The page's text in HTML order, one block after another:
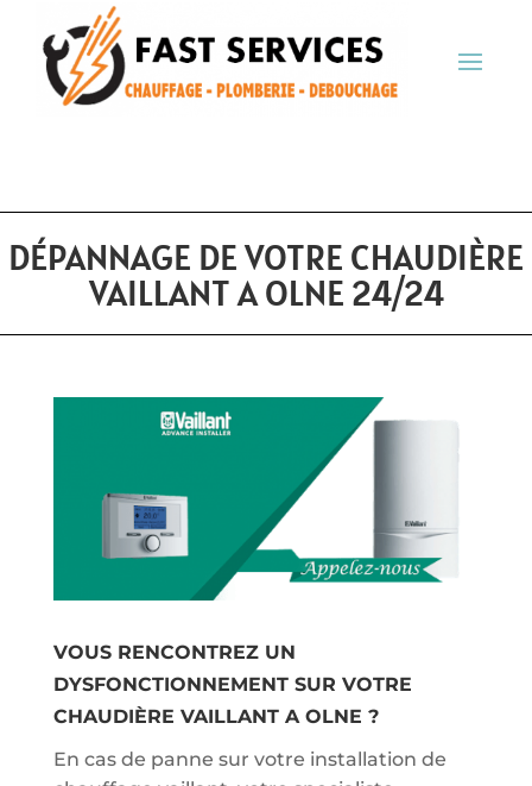
DÉPANNAGE DE VOTRE CHAUDIÈRE
VAILLANT A OLNE 24/24
VOUS RENCONTREZ UN
DYSFONCTIONNEMENT SUR VOTRE
CHAUDIÈRE VAILLANT A OLNE ?
En cas de panne sur votre installation de